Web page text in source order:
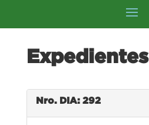
Expedientes
Nro. DIA: 292